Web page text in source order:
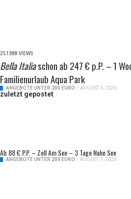
251388 VIEWS
Bella Italiaschon ab 247 € p.P. – 1
Familienurlaub Aqua Park
ANGEBOTE UNTER 200 EURO / AUGUST 6, 2026
zuletzt gepostet
Ab 88 € P.P. – Zell Am See – 3 Tage Nahe See
ANGEBOTE UNTER 200 EURO / AUGUST 7, 2026